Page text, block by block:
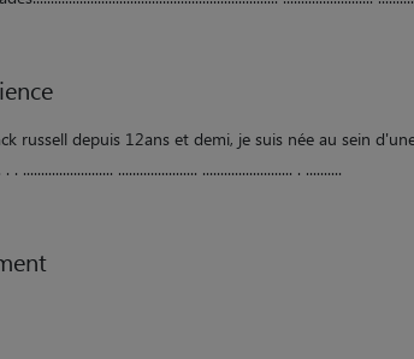
russell depuis 12ans et demi, je suis née au sein
. ......................... ...................... ......................... . ..........